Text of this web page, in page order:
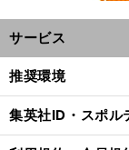
サービス
推奨環境
集英社ID・スポル